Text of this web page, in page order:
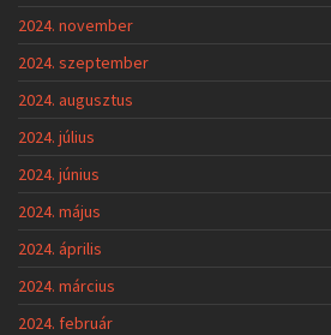
2024. november
2024. szeptember
2024. augusztus
2024. július
2024. június
2024. május
2024. április
2024. március
2024. február